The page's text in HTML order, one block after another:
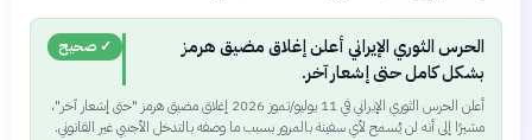
الحرس الثوري الإيراني أعلن إغلاق مضيق هرمز
بشكل كامل حتى إشعار آخر.
✓ صحيح
أعلن الحرس الثوري الإيراني في 11 يوليو/تموز 2026 إغلاق مضيق هرمز "حتى إشعار آخر"،
مشيرًا إلى أنه لن يُسمح لأي سفينة بالمرور بسبب ما وصفه بالتدخل الأجنبي غير القانوني.